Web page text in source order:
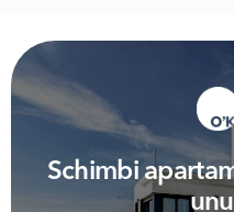
Schimbi